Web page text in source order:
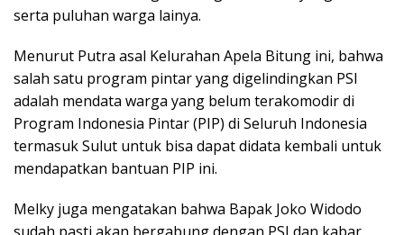
serta puluhan warga lainya.
Menurut Putra asal Kelurahan Apela Bitung ini, bahwa
salah satu program pintar yang digelindingkan PSI
adalah mendata warga yang belum terakomodir di
Program Indonesia Pintar (PIP) di Seluruh Indonesia
termasuk Sulut untuk bisa dapat didata kembali untuk
mendapatkan bantuan PIP ini.
Melky juga mengatakan bahwa Bapak Joko Widodo